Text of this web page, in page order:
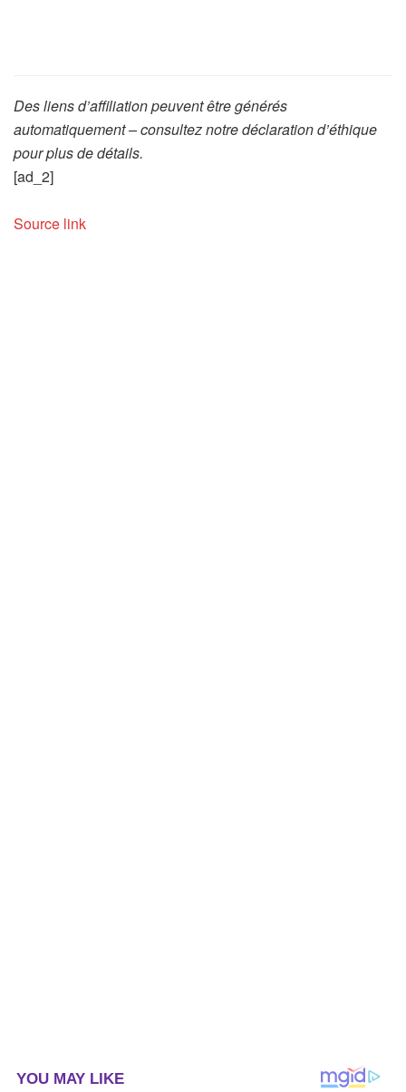
Des liens d’affiliation peuvent être générés
automatiquement – consultez notre déclaration d’éthique
pour plus de détails.
[ad_2]
Source link